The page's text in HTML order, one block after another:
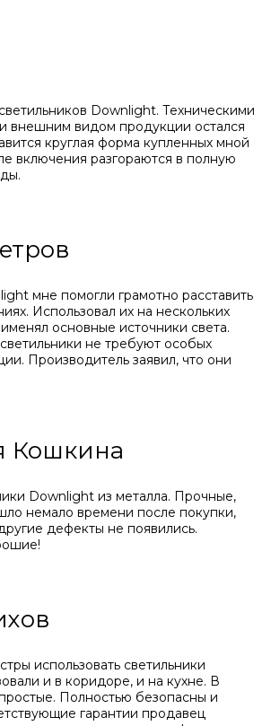
Downlight. Техническими
внешним видом продукции остался
круглая форма купленных мной
включения разгораются в полную
мне помогли грамотно расставить
Использовал их на нескольких
основные источники света.
не требуют особых
Производитель заявил, что они
Кошкина
Downlight из металла. Прочные,
немало времени после покупки,
дефекты не появились.
использовать светильники
и в коридоре, и на кухне. В
Полностью безопасны и
гарантии продавец